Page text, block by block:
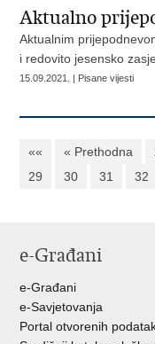
Aktualno
Aktualnim
i redovito jesensko
15.09.2021. | Pisane vijesti
«« « Prethodna
29
30 31 32
e-Građani
e-Građani
e-Savjetovanja
Portal otvorenih